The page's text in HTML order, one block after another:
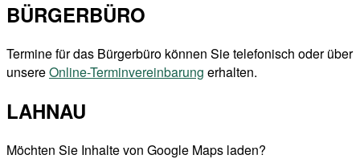
BÜRGERBÜRO
Termine für das Bürgerbüro können Sie telefonisch oder über
unsereOnline-Terminvereinbarung erhalten.
LAHNAU
Möchten Sie Inhalte von Google Maps laden?